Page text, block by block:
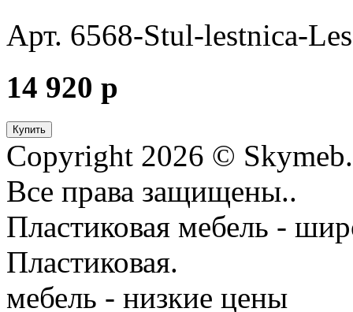
Арт. 6568-Stul-lestnica-
14 920 p
Купить
Copyright 2026 ©
Все права защищены..
Пластиковая мебель -
Пластиковая.
мебель - низкие цены